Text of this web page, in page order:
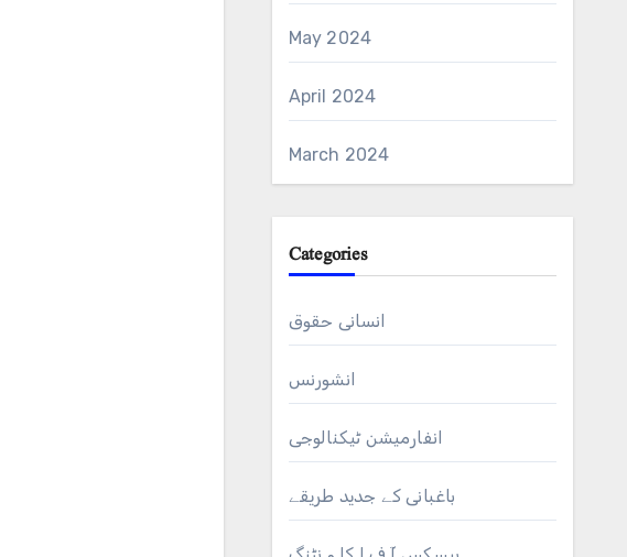
May 2024
April 2024
March 2024
Categories
انسانی حقوق
انشورنس
انفارمیشن ٹیکنالوجی
باغبانی کے جدید طریقے